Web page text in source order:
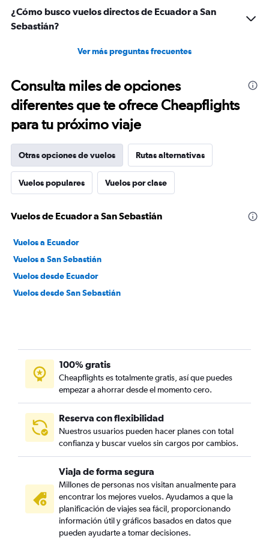
¿Cómo busco vuelos directos de Ecuador a San
Sebastián?
Ver más preguntas frecuentes
Consulta miles de opciones
diferentes que te ofrece Cheapflights
para tu próximo viaje
Otras opciones de vuelos Rutas alternativas
Vuelos populares Vuelos por clase
Vuelos de Ecuador a San Sebastián
Vuelos a Ecuador
Vuelos a San Sebastián
Vuelos desde Ecuador
Vuelos desde San Sebastián
100% gratis
Cheapflights es totalmente gratis, así que puedes
empezar a ahorrar desde el momento cero.
Reserva con flexibilidad
Nuestros usuarios pueden hacer planes con total
confianza y buscar vuelos sin cargos por cambios.
Viaja de forma segura
Millones de personas nos visitan anualmente para
encontrar los mejores vuelos. Ayudamos a que la
planificación de viajes sea fácil, proporcionando
información útil y gráficos basados en datos que
pueden ayudarte a tomar decisiones.